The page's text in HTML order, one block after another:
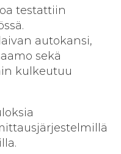
testattiin
autokansi,
sekä
kulkeutuu